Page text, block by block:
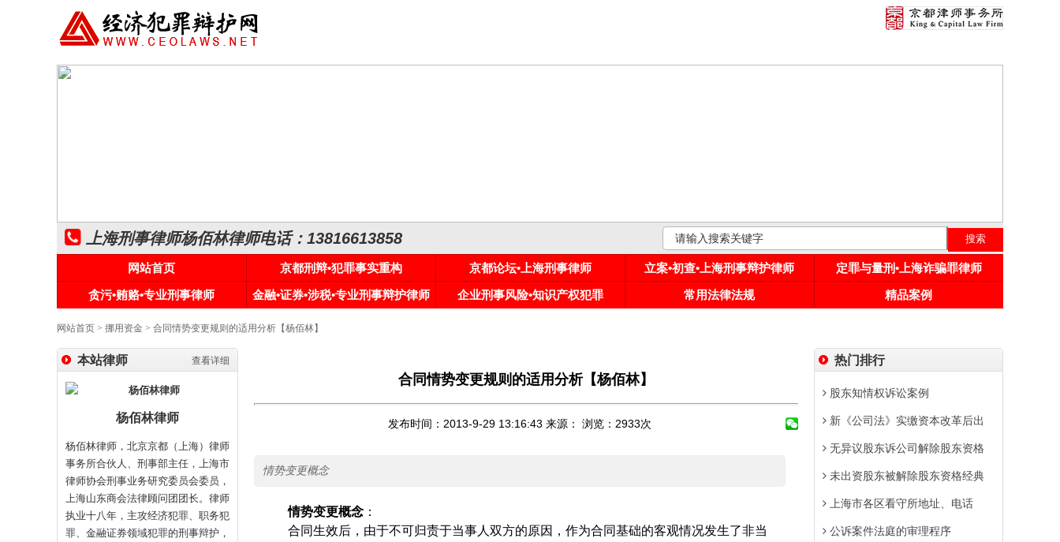
上海刑事律师杨佰林律师电话：13816613858
网站首页 京都刑辩•犯罪事实重构 京都论坛•上海刑事律师 立案•初查•上海刑事辩护律师
定罪与量刑•上海诈骗罪律师
贪污•贿赂•专业刑事律师
金融•证券•涉税•专业刑事辩护律师 企业刑事风险•知识产权犯罪 常用法律法规 精品案例
网站首页 > 挪用资金 > 合同情势变更规则的适用分析【杨佰林】
查看详细
本站律师
杨佰林律师
杨佰林律师，北京京都（上海）律师
事务所合伙人、刑事部主任，上海市
律师协会刑事业务研究委员会委员，
上海山东商会法律顾问团团长。律师
执业十八年，主攻经济犯罪、职务犯
罪、金融证券领域犯罪的刑事辩护，
合同情势变更规则的适用分析【杨佰林】
发布时间：2013-9-29 13:16:43 来源： 浏览： 2933次
情势变更概念
情势变更概念 ：
合同生效后，由于不可归责于当事人双方的原因，作为合同基础的客观情况发生了非当
热门排行
股东知情权诉讼案例
新《公司法》实缴资本改革后出
无异议股东诉公司解除股东资格
未出资股东被解除股东资格经典
上海市各区看守所地址、电话
公诉案件法庭的审理程序